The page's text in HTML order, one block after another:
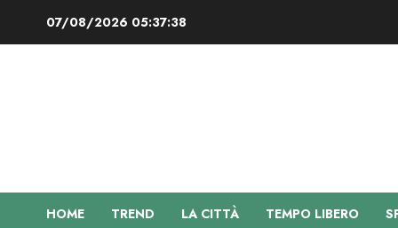
07/08/2026 05:37:39
HOME TREND LA CITTÀ TEMPO LIBERO